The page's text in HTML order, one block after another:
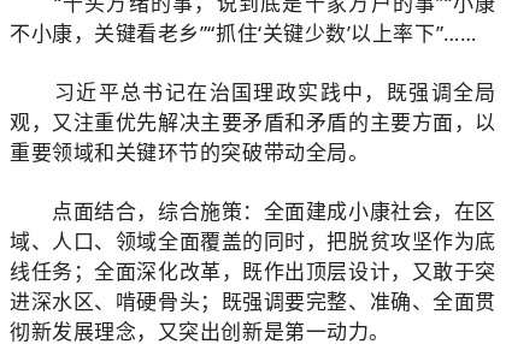
不小康，关键看老乡”“抓住‘关键少数’以上率下”……
习近平总书记在治国理政实践中，既强调全局
观，又注重优先解决主要矛盾和矛盾的主要方面，以
重要领域和关键环节的突破带动全局。
点面结合，综合施策：全面建成小康社会，在区
域、人口、领域全面覆盖的同时，把脱贫攻坚作为底
线任务；全面深化改革，既作出顶层设计，又敢于突
进深水区、啃硬骨头；既强调要完整、准确、全面贯
彻新发展理念，又突出创新是第一动力。